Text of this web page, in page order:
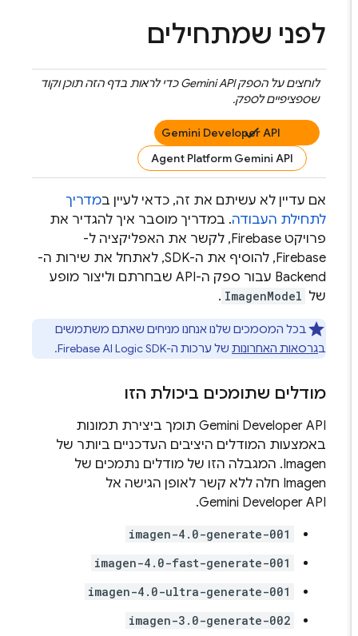
לפני שמתחילים
לוחצים על הספקGemini APIכדי לראות בדף הזה תוכן וקוד
שספציפיים לספק.
Gemini Developer API
Agent Platform Gemini API
אם עדיין לא עשיתם את זה, כדאי לעיין ב מדריך
לתחילת העבודה. במדריך מוסבר איך להגדיר את
פרויקט Firebase, לקשר את האפליקציה ל-
Firebase, להוסיף את ה-SDK, לאתחל את שירות ה-
Backend עבור ספק ה-API שבחרתם וליצור מופע
של ImagenModel
.
בכל המסמכים שלנו אנחנו מניחים שאתם משתמשים
גרסאות האחרונותשל ערכות ה-SDK‏ Firebase AI Logic
.
מודלים שתומכים ביכולת הזו
Gemini Developer APIתומך ביצירת תמונות
באמצעות המודלים היציבים העדכניים ביותר של
Imagen. המגבלה הזו של מודלים נתמכים של
Imagenחלה ללא קשר לאופן הגישה אל
Gemini Developer API
.
imagen-4.0-generate-001
imagen-4.0-fast-generate-001
imagen-4.0-ultra-generate-001
imagen-3.0-generate-002